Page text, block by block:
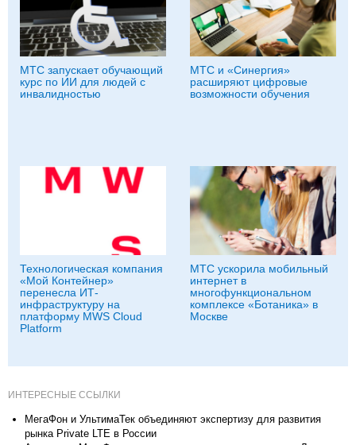
МТС запускает обучающий
курс по ИИ для людей с
инвалидностью
МТС и «Синергия»
расширяют цифровые
возможности обучения
Технологическая компания
«Мой Контейнер»
перенесла ИТ-
инфраструктуру на
платформу MWS Cloud
Platform
МТС ускорила мобильный
интернет в
многофункциональном
комплексе «Ботаника» в
Москве
ИНТЕРЕСНЫЕ ССЫЛКИ
МегаФон и УльтимаТек объединяют экспертизу для развития
рынка Private LTE в России